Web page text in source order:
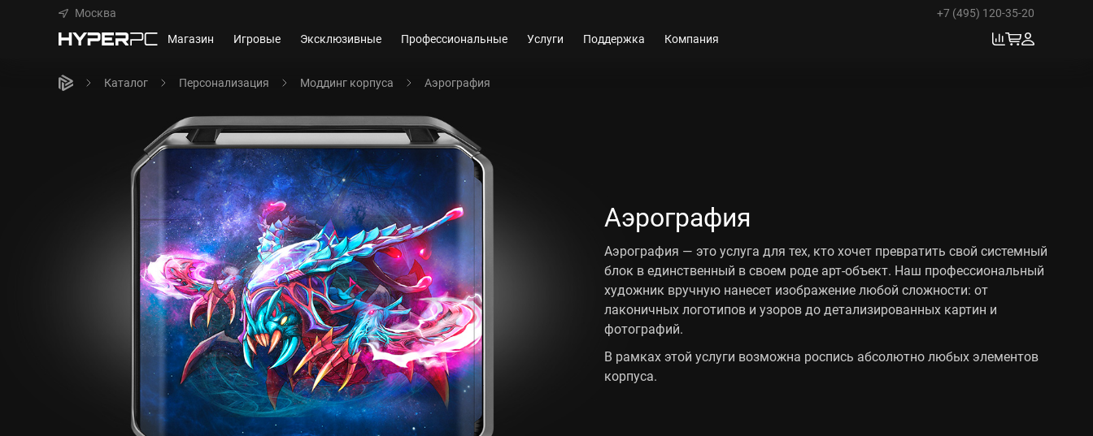
Москва
+7 (495) 120-35-20
Магазин
Игровые Эксклюзивные Профессиональные Услуги Поддержка Компания
Каталог Персонализация Моддинг корпуса Аэрография
Аэрография
Аэрография — это услуга для тех, кто хочет превратить свой системный
блок в единственный в своем роде арт-объект. Наш профессиональный
художник вручную нанесет изображение любой сложности: от
лаконичных логотипов и узоров до детализированных картин и
фотографий.
В рамках этой услуги возможна роспись абсолютно любых элементов
корпуса.